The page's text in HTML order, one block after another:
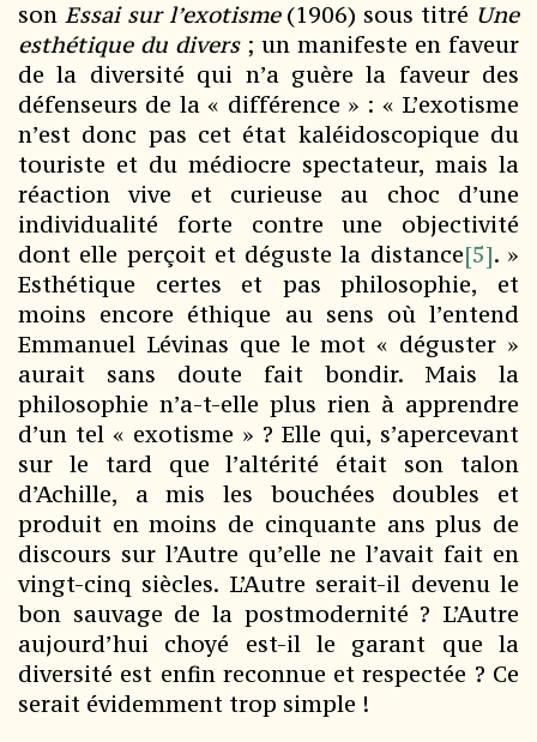
son Essai sur l’exotisme (1906) sous titré Une
esthétique du divers; un manifeste en faveur
de la diversité qui n’a guère la faveur des
défenseurs de la « différence » : « L’exotisme
n’est donc pas cet état kaléidoscopique du
touriste et du médiocre spectateur, mais la
réaction vive et curieuse au choc d’une
individualité forte contre une objectivité
dont elle perçoit et déguste la distance[5]. »
Esthétique certes et pas philosophie, et
moins encore éthique au sens où l’entend
Emmanuel Lévinas que le mot « déguster »
aurait sans doute fait bondir. Mais la
philosophie n’a-t-elle plus rien à apprendre
d’un tel « exotisme » ? Elle qui, s’apercevant
sur le tard que l’altérité était son talon
d’Achille, a mis les bouchées doubles et
produit en moins de cinquante ans plus de
discours sur l’Autre qu’elle ne l’avait fait en
vingt-cinq siècles. L’Autre serait-il devenu le
bon sauvage de la postmodernité ? L’Autre
aujourd’hui choyé est-il le garant que la
diversité est enfin reconnue et respectée ? Ce
serait évidemment trop simple !